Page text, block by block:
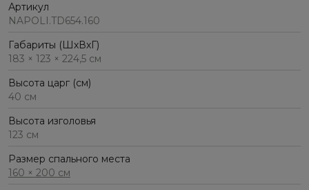
Артикул
NAPOLI.TD654.160
Габариты (ШхВхГ)
183 × 123 × 224,5 см
Высота царг (см)
40 см
Высота изголовья
123 см
Размер спального места
160 × 200 см